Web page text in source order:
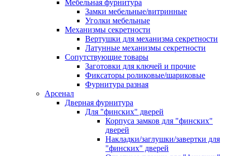
Мебельная фурнитура
Замки мебельные/витринные
Уголки мебельные
Механизмы секретности
Вертушки для механизма секретности
Латунные механизмы секретности
Сопутствующие товары
Заготовки для ключей и прочие
Фиксаторы роликовые/шариковые
Фурнитура разная
Арсенал
Дверная фурнитура
Для "финских" дверей
Корпуса замков для "финских"
дверей
Накладки/заглушки/завертки для
"финских" дверей